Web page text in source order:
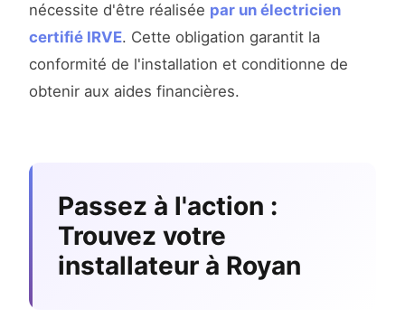
nécessite d'être réalisée par un électricien
certifié IRVE. Cette obligation garantit la
conformité de l'installation et conditionne de
obtenir aux aides financières.
Passez à l'action :
Trouvez votre
installateur à Royan